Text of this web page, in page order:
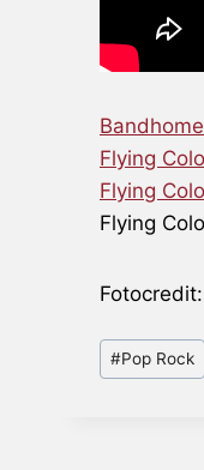
Flying
Flying
Flying
#Pop Rock